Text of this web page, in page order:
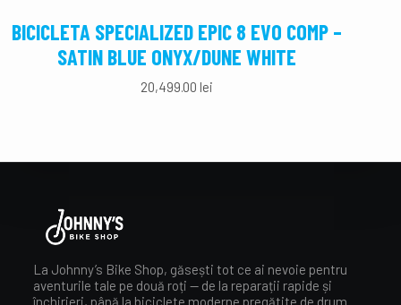
BICICLETA SPECIALIZED EPIC 8 EVO COMP –
SATIN BLUE ONYX/DUNE WHITE
20,499.00 lei
La Johnny’s Bike Shop, găsești tot ce ai nevoie pentru
aventurile tale pe două roți — de la reparații rapide și
închirieri, până la biciclete moderne pregătite de drum.